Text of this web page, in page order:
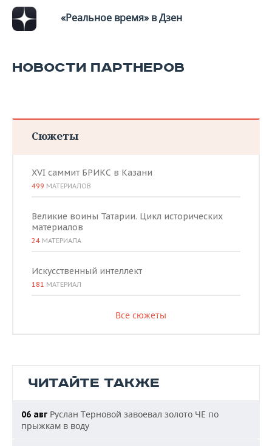
ВОДНЫЕ ВИДЫ СПОРТА
ОБРАЗОВАНИЕ
«Реальное время» в Дзен
НОВОСТИ ПАРТНЕРОВ
Сюжеты
XVI саммит БРИКС в Казани
499 МАТЕРИАЛОВ
Великие воины Татарии. Цикл исторических
материалов
24 МАТЕРИАЛА
Искусственный интеллект
181 МАТЕРИАЛ
Все сюжеты
ЧИТАЙТЕ ТАКЖЕ
06 авг Руслан Терновой завоевал золото ЧЕ по
прыжкам в воду